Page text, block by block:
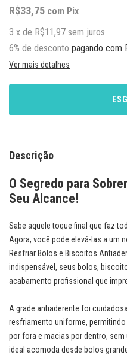
R$33,75 com Pix
3 x de R$11,97 sem juros
6% de desconto pagando com
Ver mais detalhes
Descrição
O Segredo para
Seu Alcance!
Sabe aquele toque final que faz
Agora, você pode elevá-las a um
Resfriar Bolos e Biscoitos
indispensável, seus bolos,
acabamento profissional que
A grade antiaderente foi
resfriamento uniforme,
por fora e macias por dentro,
ideal acomoda desde bolos